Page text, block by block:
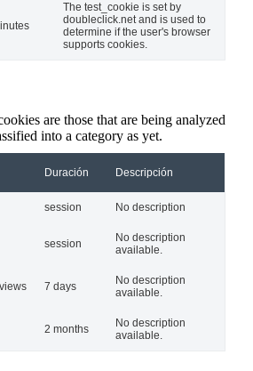
The test_cookie is set by
doubleclick.net and is used to
determine if the user's browser
supports cookies.
are those that are being analyzed
into a category as yet.
Duración Descripción
session No description
session
No description
available.
7 days
No description
available.
2 months
No description
available.